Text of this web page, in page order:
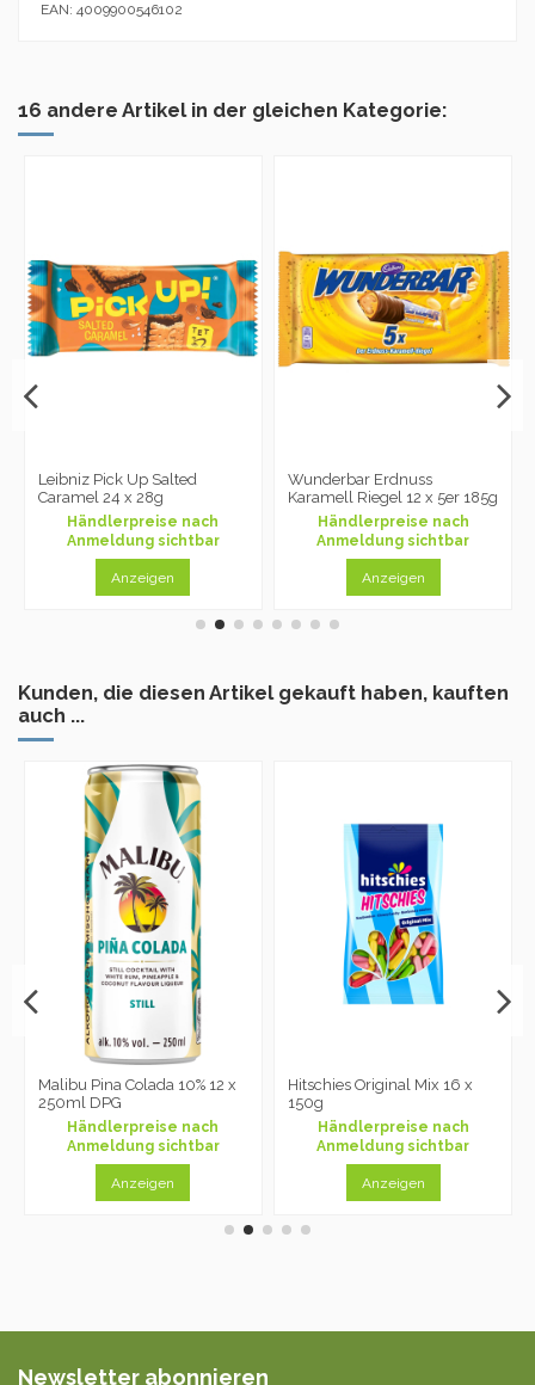
EAN: 4009900546102
16 andere Artikel in der gleichen Kategorie:
Leibniz Pick Up Salted
Caramel 24 x 28g
Händlerpreise nach
Anmeldung sichtbar
Anzeigen
Wunderbar Erdnuss
Karamell Riegel 12 x 5er 185g
Händlerpreise nach
Anmeldung sichtbar
Anzeigen
Kunden, die diesen Artikel gekauft haben, kauften
auch ...
Malibu Pina Colada 10% 12 x
250ml DPG
Händlerpreise nach
Anmeldung sichtbar
Anzeigen
Hitschies Original Mix 16 x
150g
Händlerpreise nach
Anmeldung sichtbar
Anzeigen
Newsletter abonnieren